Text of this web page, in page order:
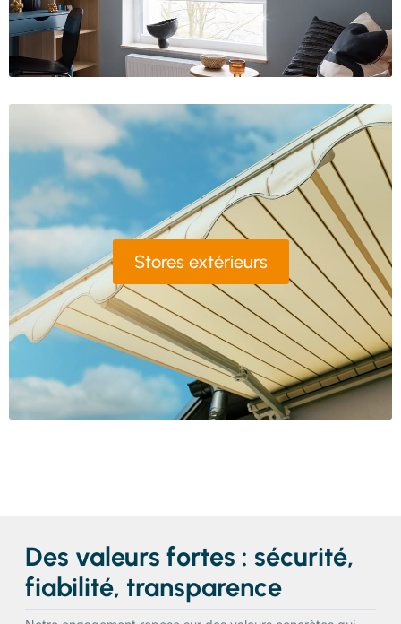
Stores extérieurs
Des valeurs fortes : sécurité,
fiabilité, transparence